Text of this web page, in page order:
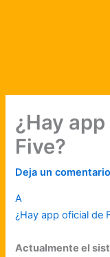
¿Hay
Five?
Deja un comentario
A
¿Hay app oficial de
Actualmente el